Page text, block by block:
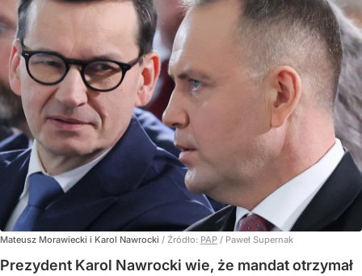
Mateusz Morawiecki i Karol Nawrocki / Źródło: PAP / Paweł Supernak
Prezydent Karol Nawrocki wie, że mandat otrzymał